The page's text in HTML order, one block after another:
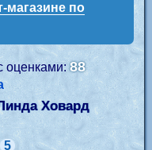
магазине по
оценками:88
Ховард
5